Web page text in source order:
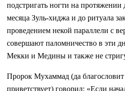
подстригать ногти на протяжении
месяца Зуль-хиджа и до ритуала
проведением некой параллели с
совершают паломничество в эти
Мекки и Медины и также не
Пророк Мухаммад (да благословит
приветствует) говорил: «Если